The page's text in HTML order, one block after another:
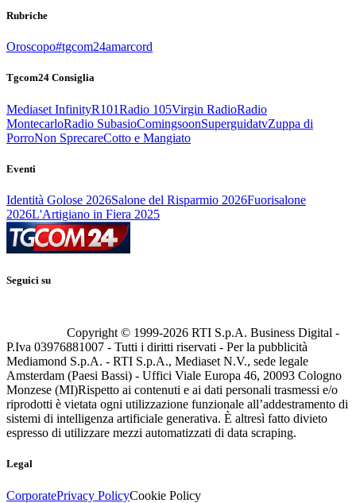
Rubriche
Oroscopo#tgcom24amarcord
Tgcom24 Consiglia
Mediaset InfinityR101Radio 105Virgin RadioRadio
MontecarloRadio SubasioComingsoonSuperguidatvZuppa di
PorroNon SprecareCotto e Mangiato
Eventi
Identità Golose 2026Salone del Risparmio 2026Fuorisalone
2026L'Artigiano in Fiera 2025
Seguici su
Copyright © 1999-2026 RTI S.p.A. Business Digital -
P.Iva 03976881007 - Tutti i diritti riservati - Per la pubblicità
Mediamond S.p.A. - RTI S.p.A., Mediaset N.V., sede legale
Amsterdam (Paesi Bassi) - Uffici Viale Europa 46, 20093 Cologno
Monzese (MI)Rispetto ai contenuti e ai dati personali trasmessi e/o
riprodotti è vietata ogni utilizzazione funzionale all’addestramento di
sistemi di intelligenza artificiale generativa. È altresì fatto divieto
espresso di utilizzare mezzi automatizzati di data scraping.
Legal
CorporatePrivacy PolicyCookie Policy